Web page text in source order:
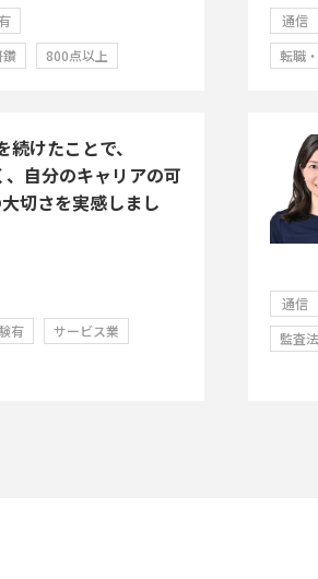
鑽 800点以上
通信
転職
けたことで、
自分のキャリアの可
切さを実感しまし
有
サービス業
通信
監査